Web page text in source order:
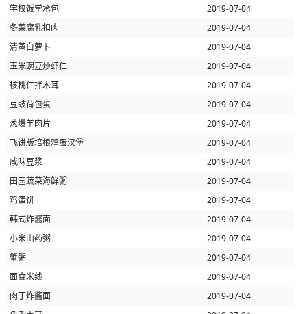
学校饭堂承包
2019-07-04
冬菜腐乳扣肉
2019-07-04
清蒸白萝卜
2019-07-04
玉米豌豆炒虾仁
2019-07-04
核桃仁拌木耳
2019-07-04
豆豉荷包蛋
2019-07-04
葱爆羊肉片
2019-07-04
飞饼版培根鸡蛋汉堡
2019-07-04
咸味豆浆
2019-07-04
田园蔬菜海鲜粥
2019-07-04
鸡蛋饼
2019-07-04
韩式炸酱面
2019-07-04
小米山药粥
2019-07-04
蟹粥
2019-07-04
面食米线
2019-07-04
肉丁炸酱面
2019-07-04